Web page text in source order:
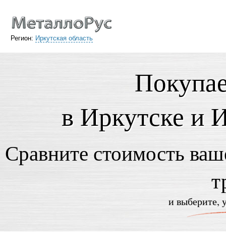
Регион: Иркутская область
в Иркутске и
Сравните стоимость
и выберите,